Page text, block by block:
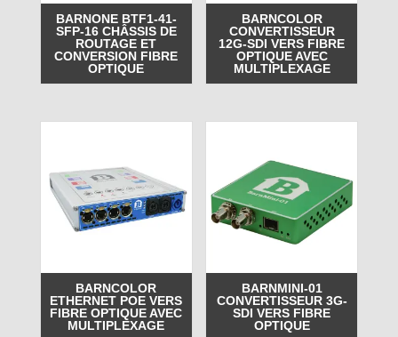
BARNONE BTF1-41-
SFP-16 CHÂSSIS DE
ROUTAGE ET
CONVERSION FIBRE
OPTIQUE
BARNCOLOR
CONVERTISSEUR
12G-SDI VERS FIBRE
OPTIQUE AVEC
MULTIPLEXAGE
BARNCOLOR
ETHERNET POE VERS
FIBRE OPTIQUE AVEC
MULTIPLEXAGE
BARNMINI-01
CONVERTISSEUR 3G-
SDI VERS FIBRE
OPTIQUE